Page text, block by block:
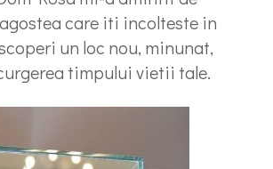
care iti incolteste in
un loc nou, minunat,
timpului vietii tale.